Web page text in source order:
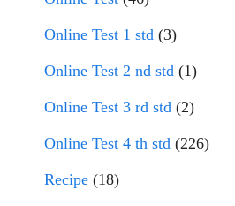
Online Test 1 std (3)
Online Test 2 nd std (1)
Online Test 3 rd std (2)
Online Test 4 th std (226)
Recipe (18)